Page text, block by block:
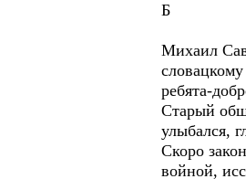
Б
Михаил
ребята-
Старый
улыбался,
Скоро
войной,